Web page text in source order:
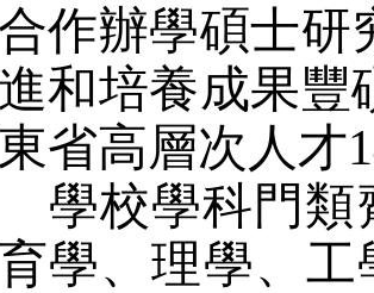
合作辦學碩士研
進和培養成果豐
東省高層次人才
學校學科門
學、理學、